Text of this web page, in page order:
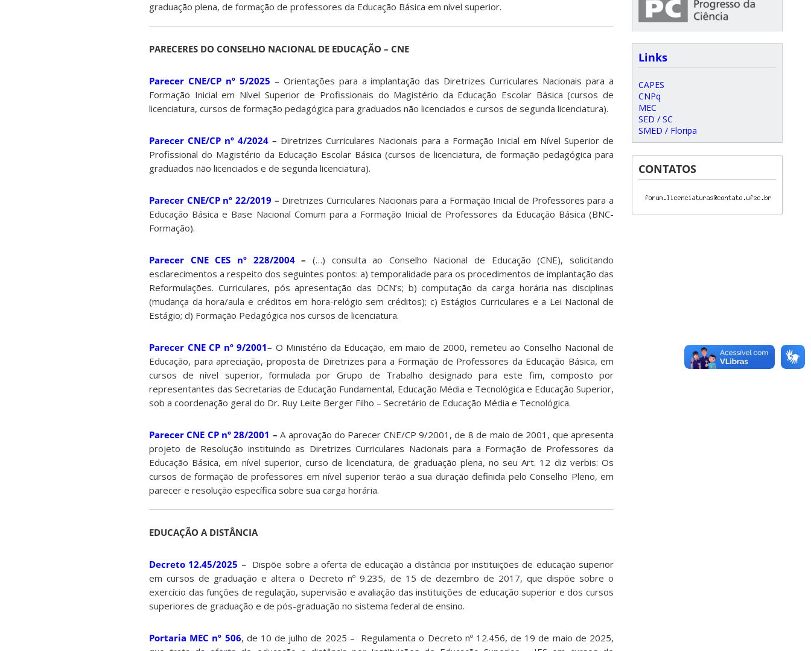
graduação plena, de formação de professores da Educação Básica em nível superior.
PARECERES DO CONSELHO NACIONAL DE EDUCAÇÃO – CNE
Parecer CNE/CP nº 5/2025 – Orientações para a implantação das Diretrizes Curriculares Nacionais para a
Formação Inicial em Nível Superior de Profissionais do Magistério da Educação Escolar Básica (cursos de
licenciatura, cursos de formação pedagógica para graduados não licenciados e cursos de segunda licenciatura).
Parecer CNE/CP nº 4/2024 – Diretrizes Curriculares Nacionais para a Formação Inicial em Nível Superior de
Profissional do Magistério da Educação Escolar Básica (cursos de licenciatura, de formação pedagógica para
graduados não licenciados e de segunda licenciatura).
Parecer CNE/CP nº 22/2019 – Diretrizes Curriculares Nacionais para a Formação Inicial de Professores para a
Educação Básica e Base Nacional Comum para a Formação Inicial de Professores da Educação Básica (BNC-
Formação).
Parecer CNE CES nº 228/2004– (…) consulta ao Conselho Nacional de Educação (CNE), solicitando
esclarecimentos a respeito dos seguintes pontos: a) temporalidade para os procedimentos de implantação das
Reformulações. Curriculares, pós apresentação das DCN’s; b) computação da carga horária nas disciplinas
(mudança da hora/aula e créditos em hora-relógio sem créditos); c) Estágios Curriculares e a Lei Nacional de
Estágio; d) Formação Pedagógica nos cursos de licenciatura.
Parecer CNE CP nº 9/2001– O Ministério da Educação, em maio de 2000, remeteu ao Conselho Nacional de
Educação, para apreciação, proposta de Diretrizes para a Formação de Professores da Educação Básica, em
cursos de nível superior, formulada por Grupo de Trabalho designado para este fim, composto por
representantes das Secretarias de Educação Fundamental, Educação Média e Tecnológica e Educação Superior,
sob a coordenação geral do Dr. Ruy Leite Berger Filho – Secretário de Educação Média e Tecnológica.
Parecer CNE CP nº 28/2001 –A aprovação do Parecer CNE/CP 9/2001, de 8 de maio de 2001, que apresenta
projeto de Resolução instituindo as Diretrizes Curriculares Nacionais para a Formação de Professores da
Educação Básica, em nível superior, curso de licenciatura, de graduação plena, no seu Art. 12 diz verbis: Os
cursos de formação de professores em nível superior terão a sua duração definida pelo Conselho Pleno, em
parecer e resolução específica sobre sua carga horária.
EDUCAÇÃO A DISTÂNCIA
Decreto 12.45/2025 – Dispõe sobre a oferta de educação a distância por instituições de educação superior
em cursos de graduação e altera o Decreto nº 9.235, de 15 de dezembro de 2017, que dispõe sobre o
exercício das funções de regulação, supervisão e avaliação das instituições de educação superior e dos cursos
superiores de graduação e de pós-graduação no sistema federal de ensino.
Portaria MEC nº 506, de 10 de julho de 2025 – Regulamenta o Decreto nº 12.456, de 19 de maio de 2025,
Links
CAPES
CNPq
MEC
SED / SC
SMED / Floripa
CONTATOS